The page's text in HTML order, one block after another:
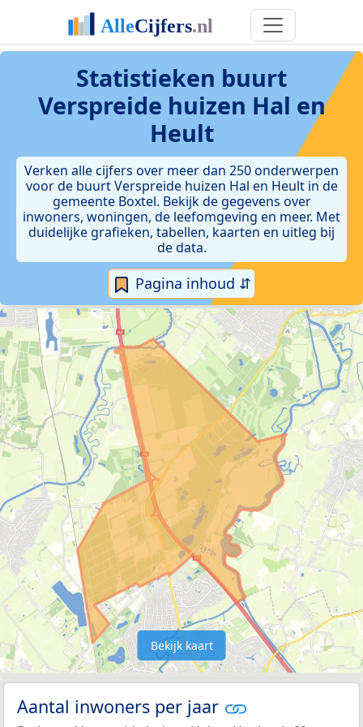
Statistieken buurt
Verspreide huizen Hal en
Heult
Verken alle cijfers over meer dan 250 onderwerpen
voor de buurt Verspreide huizen Hal en Heult in de
gemeente Boxtel. Bekijk de gegevens over
inwoners, woningen, de leefomgeving en meer. Met
duidelijke grafieken, tabellen, kaarten en uitleg bij
de data.
Pagina inhoud ⇵
Bekijk kaart
Aantal inwoners per jaar